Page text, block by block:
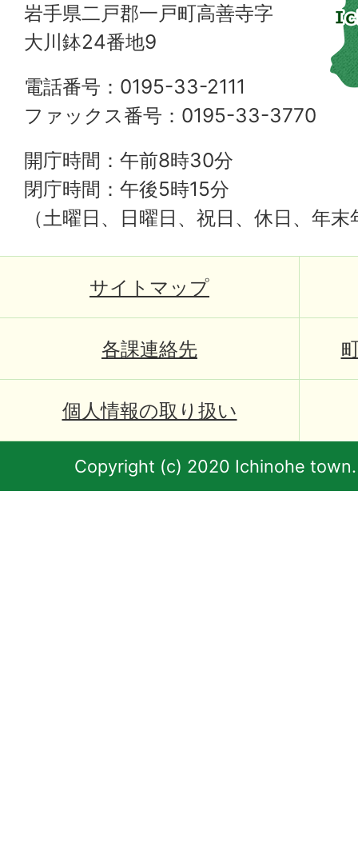
岩手県二戸郡一戸町高善寺字
大川鉢24番地9
電話番号：0195-33-2111
ファックス番号：0195-33-3770
開庁時間：午前8時30分
閉庁時間：午後5時15分
（土曜日、日曜日、祝日、休日、年
サイトマップ
各課連絡先
個人情報の取り扱い
Copyright (c) 2020 Ichinohe